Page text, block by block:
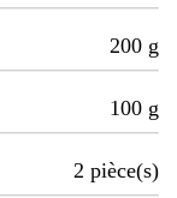
200 g
100 g
2 pièce(s)